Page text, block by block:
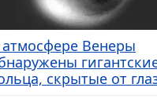
Венеры
скрытые от